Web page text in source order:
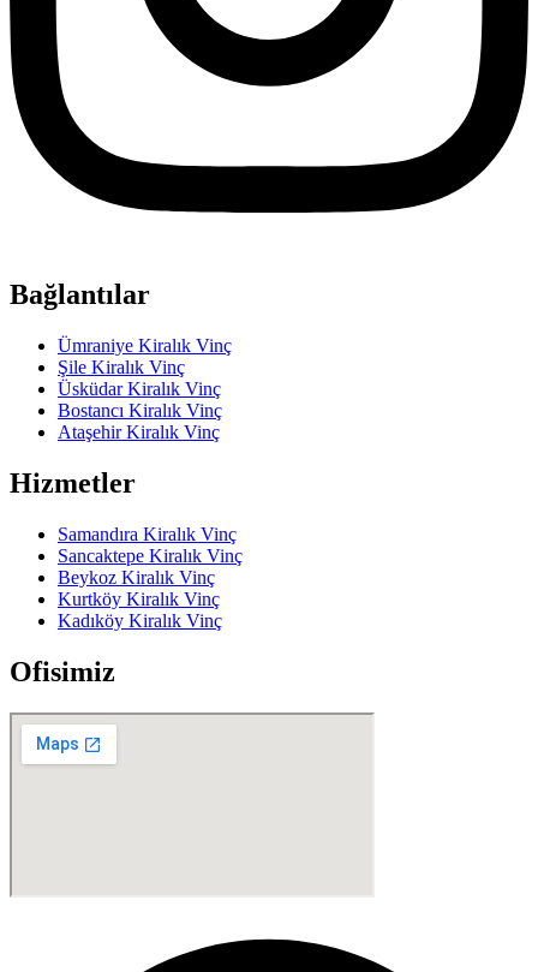
Bağlantılar
Ümraniye Kiralık Vinç
Şile Kiralık Vinç
Üsküdar Kiralık Vinç
Bostancı Kiralık Vinç
Ataşehir Kiralık Vinç
Hizmetler
Samandıra Kiralık Vinç
Sancaktepe Kiralık Vinç
Beykoz Kiralık Vinç
Kurtköy Kiralık Vinç
Kadıköy Kiralık Vinç
Ofisimiz